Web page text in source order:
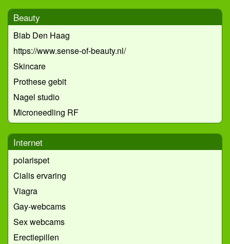
Beauty
Biab Den Haag
https://www.sense-of-beauty.nl/
Skincare
Prothese gebit
Nagel studio
Microneedling RF
Internet
polarispet
Cialis ervaring
Viagra
Gay-webcams
Sex webcams
Erectiepillen